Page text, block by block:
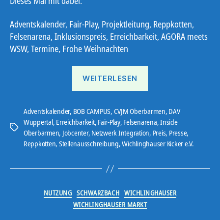
Adventskalender, Fair-Play, Projektleitung, Reppkotten,
Felsenarena, Inklusionspreis, Erreichbarkeit, AGORA meets
WSW, Termine, Frohe Weihnachten
WEITERLESEN
Schlagwörter
Adventskalender, BOB CAMPUS, CVJM Oberbarmen, DAV
Wuppertal, Erreichbarkeit, Fair-Play, Felsenarena,Inside
Oberbarmen, Jobcenter, Netzwerk Integration, Preis, Presse,
Reppkotten, Stellenausschreibung,Wichlinghauser Kicker e.V.
Kategorien
NUTZUNG SCHWARZBACH WICHLINGHAUSER
WICHLINGHAUSER MARKT